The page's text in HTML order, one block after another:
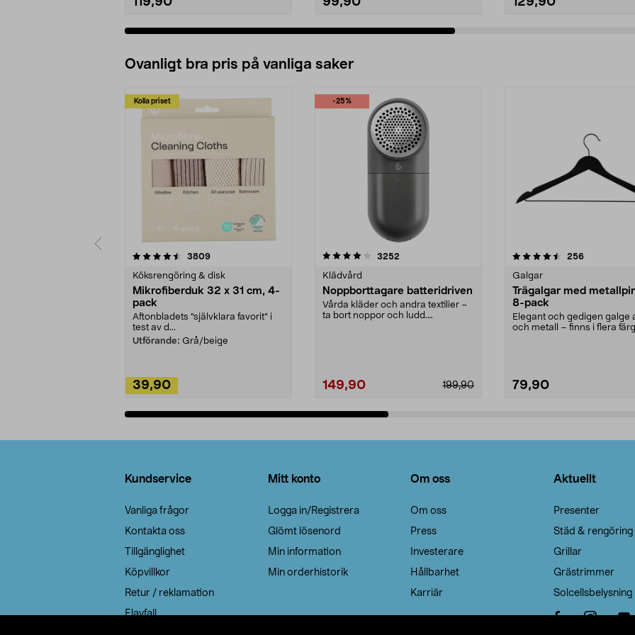
Ovanligt bra pris på vanliga saker
Kolla priset
3809recensioner
Köksrengöring & disk
Mikrofiberduk 32 x 31 cm, 4-
pack
Aftonbladets "självklara favorit” i
test av d...
Utförande: Grå/beige
39,90
-25%
4.0av 5 stjärnor 3252
Klädvård
Noppborttagare batteridriven
Vårda kläder och andra textilier –
ta bort noppor och ludd.
199,90
149,90
4.5av 5 stjärnor 256recensioner
Galgar
Trägalgar med
8-pack
Elegant och gedigen galge
och metall – finns i flera
79,90
4.0av 5 stjärnor
Kundservice
Vanliga frågor
Kontakta oss
Tillgänglighet
Köpvillkor
Retur / reklamation
Elavfall
Mitt konto
Logga in/Registrera
Glömt lösenord
Min information
Min orderhistorik
Om oss
Om oss
Press
Investerare
Hållbarhet
Karriär
Aktuellt
Presenter
Städ & rengöring
Grillar
Grästrimmer
Solcellsbelysning